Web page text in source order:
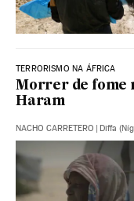
TERRORISMO NA ÁFRICA
Morrer de fome
Haram
NACHO CARRETERO | Diffa